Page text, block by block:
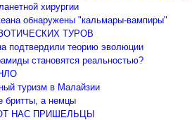
хирургии
обнаружены "кальмары-вампиры"
ТУРОВ
подтвердили теорию эволюции
становятся реальностью?
туризм в Малайзии
бритты, а немцы
НАС ПРИШЕЛЬЦЫ